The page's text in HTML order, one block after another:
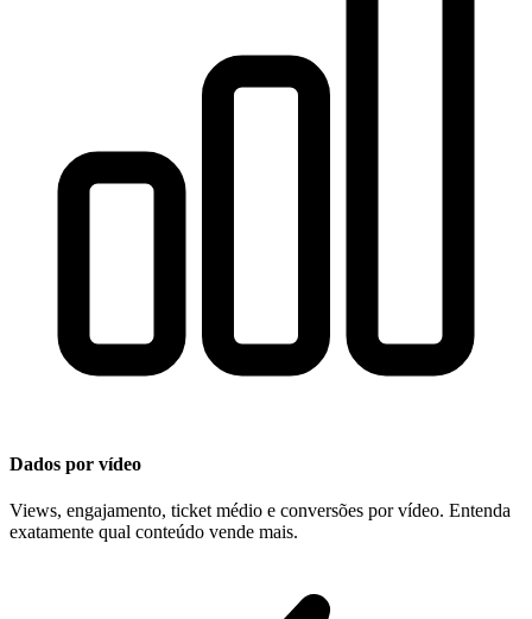
Dados por vídeo
Views, engajamento, ticket médio e conversões por vídeo. Entenda
exatamente qual conteúdo vende mais.